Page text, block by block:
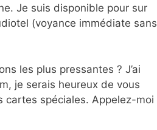
Je suis disponible pour sur
(voyance immédiate sans
les plus pressantes ? J’ai
je serais heureux de vous
cartes spéciales. Appelez-moi